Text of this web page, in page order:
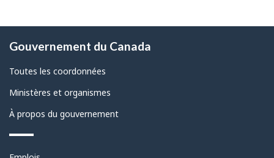
propos
de
ce
Gouvernement du Canada
Toutes les coordonnées
Ministères et organismes
À propos du gouvernement